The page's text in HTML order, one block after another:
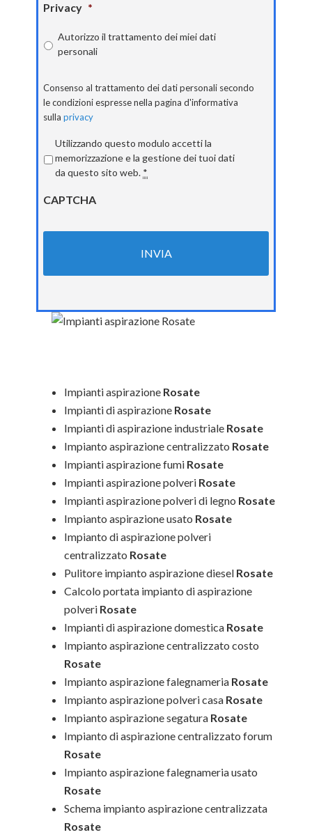
Privacy *
Autorizzo il trattamento dei miei dati
personali
Consenso al trattamento dei dati personali secondo
le condizioni espresse nella pagina d'informativa
sullaprivacy
Privacy *
Utilizzando questo modulo accetti la
memorizzazione e la gestione dei tuoi dati
da questo sito web. *
CAPTCHA
Impianti aspirazione Rosate
Impianti di aspirazione Rosate
Impianti di aspirazione industriale Rosate
Impianto aspirazione centralizzato Rosate
Impianti aspirazione fumi Rosate
Impianti aspirazione polveri Rosate
Impianti aspirazione polveri di legno Rosate
Impianto aspirazione usato Rosate
Impianto di aspirazione polveri
centralizzato Rosate
Pulitore impianto aspirazione diesel Rosate
Calcolo portata impianto di aspirazione
polveri Rosate
Impianti di aspirazione domestica Rosate
Impianto aspirazione centralizzato costo
Rosate
Impianto aspirazione falegnameria Rosate
Impianto aspirazione polveri casa Rosate
Impianto aspirazione segatura Rosate
Impianto di aspirazione centralizzato forum
Rosate
Impianto aspirazione falegnameria usato
Rosate
Schema impianto aspirazione centralizzata
Rosate